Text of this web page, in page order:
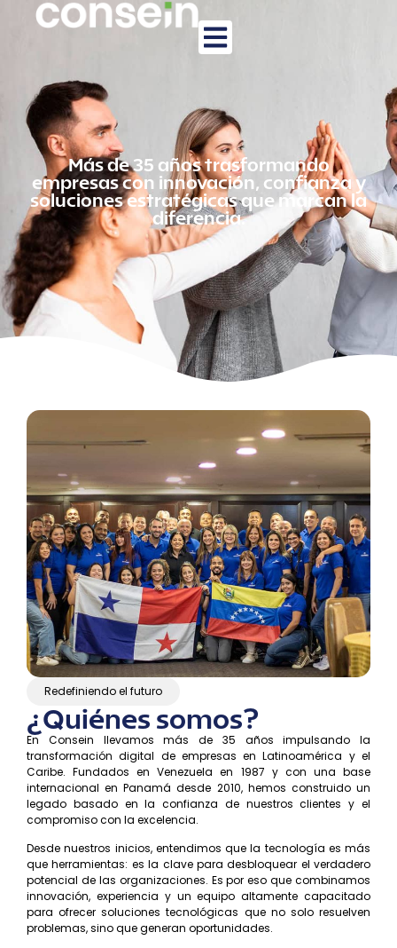
Más de 35 años trasformando
empresas con innovación, confianza y
soluciones estratégicas que marcan la
diferencia.
Redefiniendo el futuro
¿Quiénes somos?
En Consein llevamos más de 35 años impulsando la
transformación digital de empresas en Latinoamérica y el
Caribe. Fundados en Venezuela en 1987 y con una base
internacional en Panamá desde 2010, hemos construido un
legado basado en la confianza de nuestros clientes y el
compromiso con la excelencia.
Desde nuestros inicios, entendimos que la tecnología es más
que herramientas: es la clave para desbloquear el verdadero
potencial de las organizaciones. Es por eso que combinamos
innovación, experiencia y un equipo altamente capacitado
para ofrecer soluciones tecnológicas que no solo resuelven
problemas, sino que generan oportunidades.